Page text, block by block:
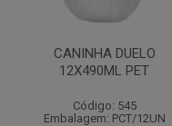
CANINHA DUELO
12X490ML PET
Código: 545
Embalagem: PCT/12UN